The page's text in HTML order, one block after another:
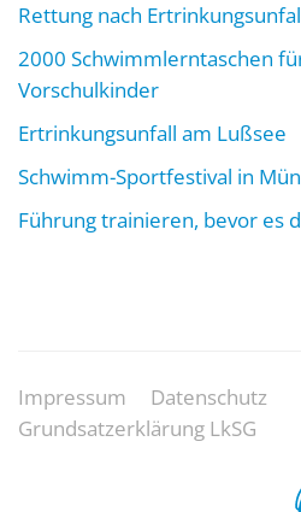
Rettung nach
2000 Schwimmlerntaschen
Vorschulkinder
Ertrinkungsunfall am Lußsee
Schwimm-Sportfestival in
Führung trainieren, bevor es
Impressum
Datenschutz
Grundsatzerklärung LkSG